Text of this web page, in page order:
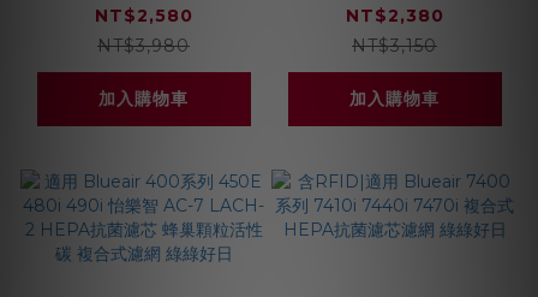
5440i HEPA抗菌濾
芯蜂巢顆粒活性碳 複
合式濾網 綠綠好日
NT$2,580
NT$3,980
加入購物車
5240 HEPA抗菌濾芯
蜂巢顆粒活性碳 複合
式濾網 綠綠好日
NT$2,380
NT$3,150
加入購物車